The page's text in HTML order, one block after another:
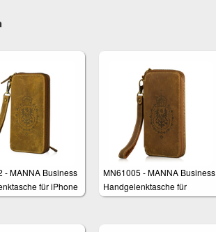
- MANNA Business
für iPhone
MN61005 - MANNA Business
Handgelenktasche für
Samsung Galaxy S8, Galaxy